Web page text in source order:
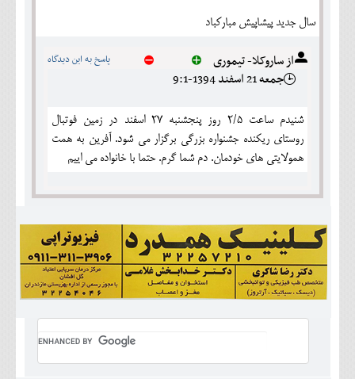
سال جدید پیشاپیش مبارکباد
از ساروکلا- تیموری پاسخ به این دیدگاه
جمعه 21 اسفند 1394-9:1
شنیدم ساعت 2/5 روز پنجشنبه 27 اسفند در زمین فوتبال
روستای ریکنده جشنواره بزرگی برگزار می شود. آفرین به همت
همولایتی های خودمان. دم شما گرم. حتما با خانواده می اییم